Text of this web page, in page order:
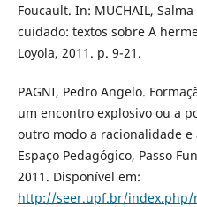
Foucault. In: MUCHAIL,
cuidado: textos sobre A
Loyola, 2011. p. 9-21.
PAGNI, Pedro Angelo.
um encontro explosivo ou a
outro modo a racionalidade e
Espaço Pedagógico, Passo
2011. Disponível em:
http://seer.upf.br/index.php/